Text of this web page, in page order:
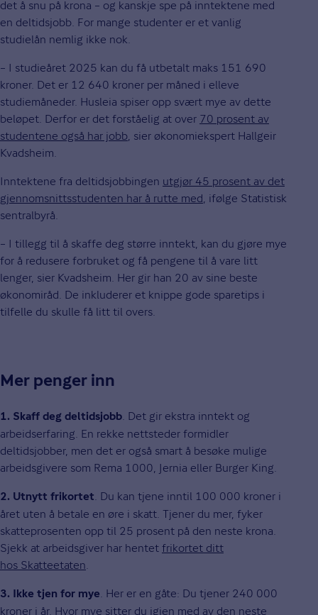
det å snu på krona – og kanskje spe på inntektene med
en deltidsjobb. For mange studenter er et vanlig
studielån nemlig ikke nok.
– I studieåret 2025 kan du få utbetalt maks 151 690
kroner. Det er 12 640 kroner per måned i elleve
studiemåneder. Husleia spiser opp svært mye av dette
beløpet. Derfor er det forståelig at over 70 prosent av
studentene også har jobb , sier økonomiekspert Hallgeir
Kvadsheim.
Inntektene fra deltidsjobbingen utgjør 45 prosent av det
gjennomsnittsstudenten har å rutte med , ifølge Statistisk
sentralbyrå.
– I tillegg til å skaffe deg større inntekt, kan du gjøre mye
for å redusere forbruket og få pengene til å vare litt
lenger, sier Kvadsheim. Her gir han 20 av sine beste
økonomiråd. De inkluderer et knippe gode sparetips i
tilfelle du skulle få litt til overs.
Mer penger inn
1. Skaff deg deltidsjobb. Det gir ekstra inntekt og
arbeidserfaring. En rekke nettsteder formidler
deltidsjobber, men det er også smart å besøke mulige
arbeidsgivere som Rema 1000, Jernia eller Burger King.
2. Utnytt frikortet. Du kan tjene inntil 100 000 kroner i
året uten å betale en øre i skatt. Tjener du mer, fyker
skatteprosenten opp til 25 prosent på den neste krona.
Sjekk at arbeidsgiver har hentet frikortet ditt
hos Skatteetaten.
3. Ikke tjen for mye. Her er en gåte: Du tjener 240 000
kroner i år. Hvor mye sitter du igjen med av den neste